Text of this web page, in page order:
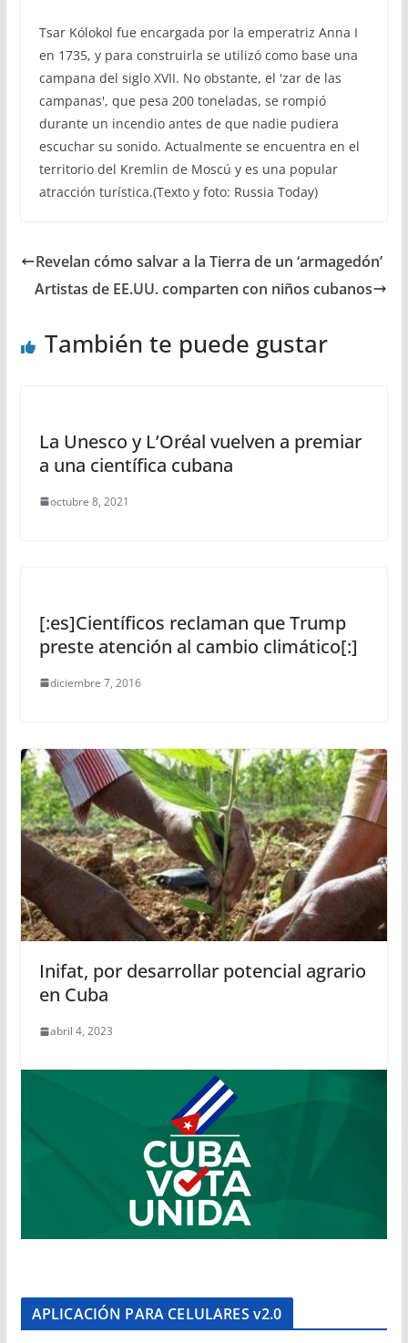
Tsar Kólokol fue encargada por la emperatriz Anna I
en 1735, y para construirla se utilizó como base una
campana del siglo XVII. No obstante, el 'zar de las
campanas', que pesa 200 toneladas, se rompió
durante un incendio antes de que nadie pudiera
escuchar su sonido. Actualmente se encuentra en el
territorio del Kremlin de Moscú y es una popular
atracción turística.(Texto y foto: Russia Today)
Revelan cómo salvar a la Tierra de un ‘armagedón’
Artistas de EE.UU. comparten con niños cubanos
También te puede gustar
La Unesco y L’Oréal vuelven a premiar
a una científica cubana
octubre 8, 2021
[:es]Científicos reclaman que Trump
preste atención al cambio climático[:]
diciembre 7, 2016
Inifat, por desarrollar potencial agrario
en Cuba
abril 4, 2023
APLICACIÓN PARA CELULARES v2.0